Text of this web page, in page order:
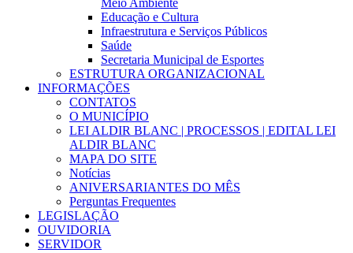
Meio Ambiente
Educação e Cultura
Infraestrutura e Serviços Públicos
Saúde
Secretaria Municipal de Esportes
ESTRUTURA ORGANIZACIONAL
INFORMAÇÕES
CONTATOS
O MUNICÍPIO
LEI ALDIR BLANC | PROCESSOS | EDITAL LEI
ALDIR BLANC
MAPA DO SITE
Notícias
ANIVERSARIANTES DO MÊS
Perguntas Frequentes
LEGISLAÇÃO
OUVIDORIA
SERVIDOR